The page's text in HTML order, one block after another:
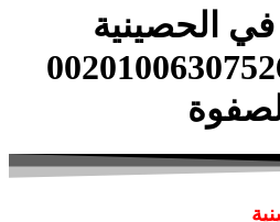
الحصينية
واتس 00201006307526